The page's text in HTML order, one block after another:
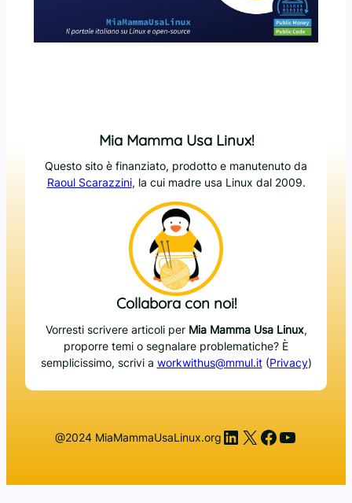
Mia Mamma Usa Linux!
Questo sito è finanziato, prodotto e manutenuto da
Raoul Scarazzini, la cui madre usa Linux dal 2009.
Collabora con noi!
Vorresti scrivere articoli per Mia Mamma Usa Linux,
proporre temi o segnalare problematiche? È
semplicissimo, scrivi a workwithus@mmul.it(Privacy)
@2024 MiaMammaUsaLinux.org LinkedIn
X Facebook